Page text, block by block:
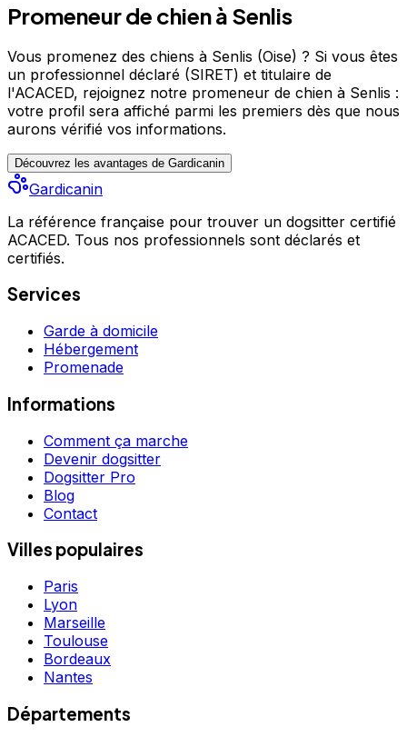
Promeneur de chien à Senlis
Vous promenez des chiens à Senlis (Oise) ? Si vous êtes
un professionnel déclaré (SIRET) et titulaire de
l'ACACED, rejoignez notre promeneur de chien à Senlis :
votre profil sera affiché parmi les premiers dès que nous
aurons vérifié vos informations.
Découvrez les avantages de Gardicanin
Gardicanin
La référence française pour trouver un dogsitter certifié
ACACED. Tous nos professionnels sont déclarés et
certifiés.
Services
Garde à domicile
Hébergement
Promenade
Informations
Comment ça marche
Devenir dogsitter
Dogsitter Pro
Blog
Contact
Villes populaires
Paris
Lyon
Marseille
Toulouse
Bordeaux
Nantes
Départements